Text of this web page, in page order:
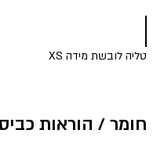
טליה לובשת מידה XS
חומר / הוראות